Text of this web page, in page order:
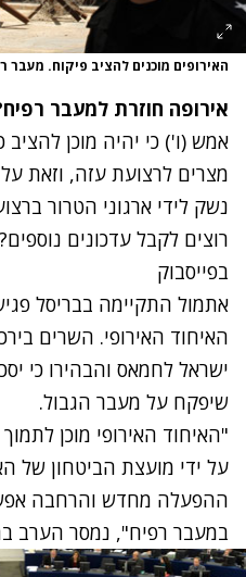
האירופים מוכנים להציב פיקוח. מעבר
אירופה חוזרת למעבר
אמש (ו') כי יהיה מוכן
מצרים לרצועת עזה, וזאת
נשק לידי ארגוני הטרור
בפייסבוק
האיחוד האירופי. השרים
ישראל לחמאס והבהירו כי
שיפקח על מעבר הגבול.
"האיחוד האירופי מוכן
על ידי מועצת הביטחון של
ההפעלה מחדש והרחבה
במעבר רפיח", נמסר הערב